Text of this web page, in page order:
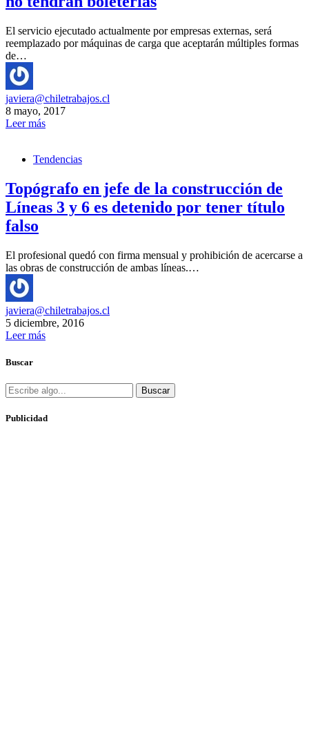
El servicio ejecutado actualmente por empresas externas, será
reemplazado por máquinas de carga que aceptarán múltiples formas
de…
javiera@chiletrabajos.cl
8 mayo, 2017
Leer más
Tendencias
Topógrafo en jefe de la construcción de
Líneas 3 y 6 es detenido por tener título
falso
El profesional quedó con firma mensual y prohibición de acercarse a
las obras de construcción de ambas líneas.…
javiera@chiletrabajos.cl
5 diciembre, 2016
Leer más
Buscar
Buscar
Publicidad